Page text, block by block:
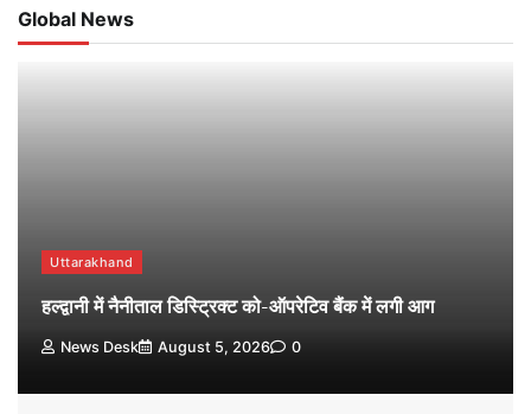
Global News
Uttarakhand
हल्द्वानी में नैनीताल डिस्ट्रिक्ट को-ऑपरेटिव बैंक में लगी आग
News Desk August 5, 2026 0